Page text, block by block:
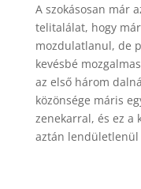
A szokásosan már
telitalálat, hogy
mozdulatlanul, de
kevésbé
az első három
közönsége máris
zenekarral, és ez a
aztán lendületlenül